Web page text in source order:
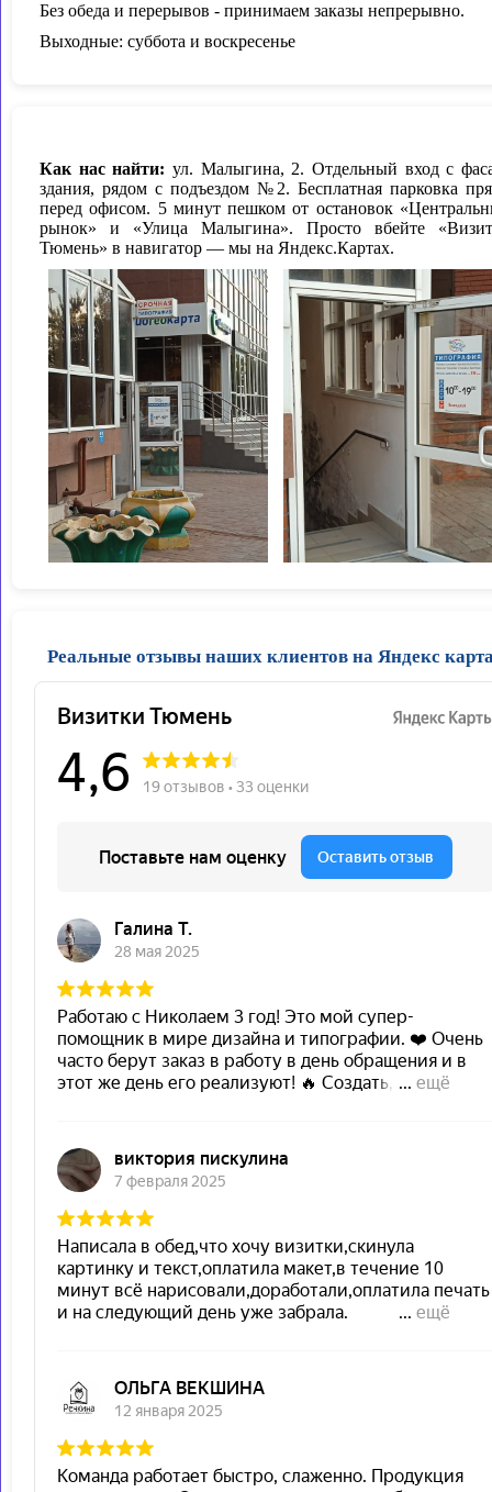
Без обеда и перерывов - принимаем заказы непрерывно.
Выходные: суббота и воскресенье
Как нас найти: ул. Малыгина, 2. Отдельный вход с
здания, рядом с подъездом №2. Бесплатная парковка
перед офисом. 5 минут пешком от остановок
рынок» и «Улица Малыгина». Просто вбейте
Тюмень» в навигатор — мы на Яндекс.Картах.
Реальные отзывы наших клиентов на Яндекс